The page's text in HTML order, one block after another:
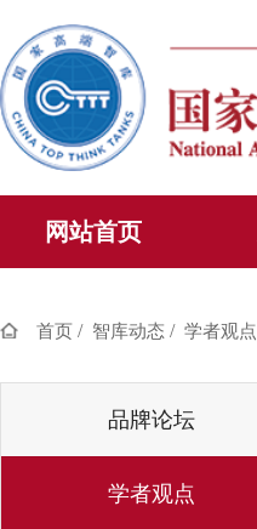
网站首页
首页 / 智库动态 / 学者观点
品牌论坛
学者观点